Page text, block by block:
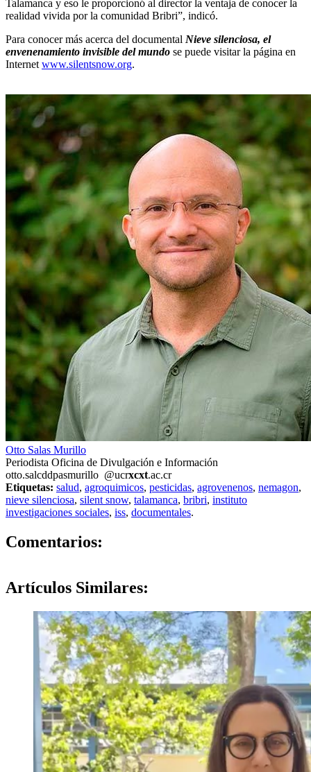
Talamanca y eso le proporcionó al director la ventaja de conocer la
realidad vivida por la comunidad Bribri”, indicó.
Para conocer más acerca del documental Nieve silenciosa, el
envenenamiento invisible del mundo se puede visitar la página en
Internet www.silentsnow.org.
Otto Salas Murillo
Periodista Oficina de Divulgación e Información
otto.salcddpasmurillo @ucrxcxt.ac.cr
Etiquetas: salud, agroquimicos, pesticidas, agrovenenos, nemagon,
nieve silenciosa, silent snow, talamanca, bribri, instituto
investigaciones sociales, iss, documentales.
Comentarios:
Artículos Similares: